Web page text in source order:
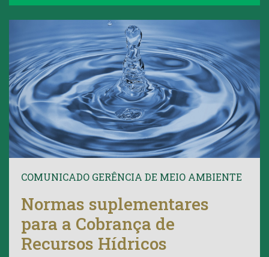
COMUNICADO GERÊNCIA DE MEIO AMBIENTE
Normas suplementares
para a Cobrança de
Recursos Hídricos